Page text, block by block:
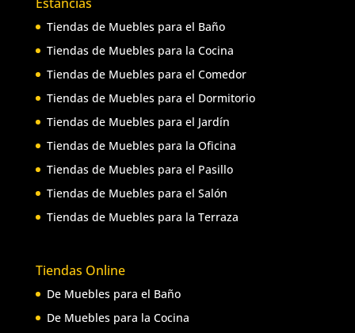
Tiendas de Muebles para el Baño
Tiendas de Muebles para la Cocina
Tiendas de Muebles para el Comedor
Tiendas de Muebles para el Dormitorio
Tiendas de Muebles para el Jardín
Tiendas de Muebles para la Oficina
Tiendas de Muebles para el Pasillo
Tiendas de Muebles para el Salón
Tiendas de Muebles para la Terraza
Tiendas Online
De Muebles para el Baño
De Muebles para la Cocina